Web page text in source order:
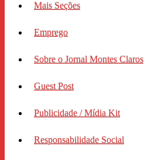
Mais Seções
Emprego
Sobre o Jornal Montes Claros
Guest Post
Publicidade / Mídia Kit
Responsabilidade Social